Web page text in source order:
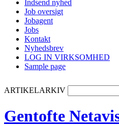
Indsend nyhed
Job oversigt
Jobagent
Jobs
Kontakt
Nyhedsbrev
LOG IN VIRKSOMHED
Sample page
ARTIKELARKIV
Gentofte